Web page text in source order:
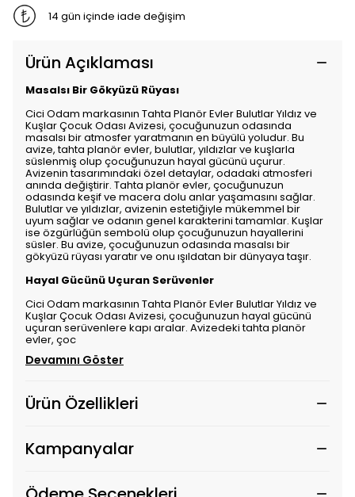
14 gün içinde iade değişim
Ürün Açıklaması
Masalsı Bir Gökyüzü Rüyası
Cici Odam markasının Tahta Planör Evler Bulutlar Yıldız ve
Kuşlar Çocuk Odası Avizesi, çocuğunuzun odasında
masalsı bir atmosfer yaratmanın en büyülü yoludur. Bu
avize, tahta planör evler, bulutlar, yıldızlar ve kuşlarla
süslenmiş olup çocuğunuzun hayal gücünü uçurur.
Avizenin tasarımındaki özel detaylar, odadaki atmosferi
anında değiştirir. Tahta planör evler, çocuğunuzun
odasında keşif ve macera dolu anlar yaşamasını sağlar.
Bulutlar ve yıldızlar, avizenin estetiğiyle mükemmel bir
uyum sağlar ve odanın genel karakterini tamamlar. Kuşlar
ise özgürlüğün sembolü olup çocuğunuzun hayallerini
süsler. Bu avize, çocuğunuzun odasında masalsı bir
gökyüzü rüyası yaratır ve onu ışıldatan bir dünyaya taşır.
Hayal Gücünü Uçuran Serüvenler
Cici Odam markasının Tahta Planör Evler Bulutlar Yıldız ve
Kuşlar Çocuk Odası Avizesi, çocuğunuzun hayal gücünü
uçuran serüvenlere kapı aralar. Avizedeki tahta planör
evler, çoc
Devamını Göster
Ürün Özellikleri
Kampanyalar